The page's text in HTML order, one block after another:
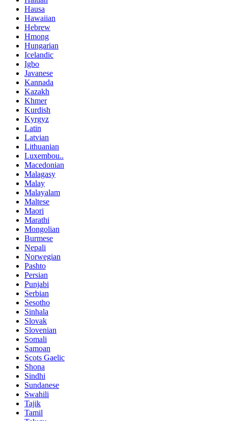
Hausa
Hawaiian
Hebrew
Hmong
Hungarian
Icelandic
Igbo
Javanese
Kannada
Kazakh
Khmer
Kurdish
Kyrgyz
Latin
Latvian
Lithuanian
Luxembou..
Macedonian
Malagasy
Malay
Malayalam
Maltese
Maori
Marathi
Mongolian
Burmese
Nepali
Norwegian
Pashto
Persian
Punjabi
Serbian
Sesotho
Sinhala
Slovak
Slovenian
Somali
Samoan
Scots Gaelic
Shona
Sindhi
Sundanese
Swahili
Tajik
Tamil